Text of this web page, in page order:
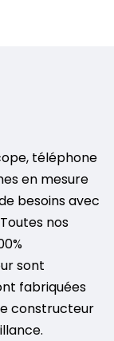
téléphone
en mesure
besoins avec
nos
sont
fabriquées
constructeur